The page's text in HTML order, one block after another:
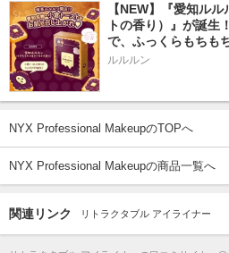
【NEW】『愛知ル
トの香り）』が誕生
で、ふっくらもちも
ルルルン
NYX Professional MakeupのTOPへ
NYX Professional Makeupの商品一覧へ
関連リンク リトラクタブル アイライナー